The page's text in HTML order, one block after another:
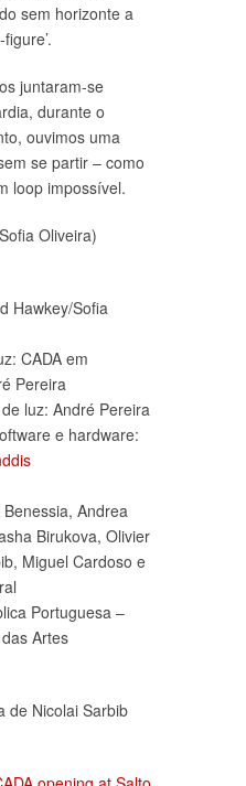
sem horizonte a
juntaram-se
durante o
ouvimos uma
se partir – como
loop impossível.
Oliveira)
Hawkey/Sofia
CADA em
Pereira
luz: André Pereira
e hardware:
Andrea
Birukova, Olivier
Miguel Cardoso e
Portuguesa –
Artes
de Nicolai Sarbib